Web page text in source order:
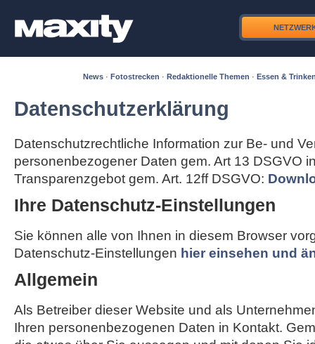
News · Fotostrecken · Redaktionelle Themen · Essen &
Datenschutzerklärung
Datenschutzrechtliche Information zur Be- und
personenbezogener Daten gem. Art 13 DSGVO
Transparenzgebot gem. Art. 12ff DSGVO:
Ihre Datenschutz-Einstellungen
Sie können alle von Ihnen in diesem Browser
Datenschutz-Einstellungen hier einsehen und
Allgemein
Als Betreiber dieser Website und als
Ihren personenbezogenen Daten in Kontakt.